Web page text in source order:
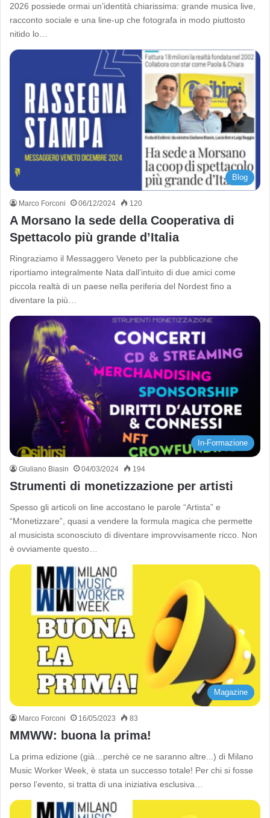
2026 possiede ormai un’identità chiarissima: grande musica live,
racconto sociale e una line-up che fotografa in modo piuttosto
nitido lo…
Blog
Marco Forconi 06/12/2024 120
A Morsano la sede della Cooperativa di
Spettacolo più grande d’Italia
Ringraziamo il Messaggero Veneto per la pubblicazione che
riportiamo integralmente Nata dall’intuito di due amici come
piccola realtà di un paese nella periferia del Nordest fino a
diventare la più…
In-Formazione
Giuliano Biasin 04/03/2024 194
Strumenti di monetizzazione per artisti
Spesso gli articoli on line accostano le parole “Artista” e
“Monetizzare”, quasi a vendere la formula magica che permette
al musicista sconosciuto di diventare improvvisamente ricco. Non
è ovviamente questo…
Magazine
Marco Forconi 16/05/2023 83
MMWW: buona la prima!
La prima edizione (già…perchè ce ne saranno altre...) di Milano
Music Worker Week, è stata un successo totale! Per chi si fosse
perso l’evento, si tratta di una iniziativa esclusiva…